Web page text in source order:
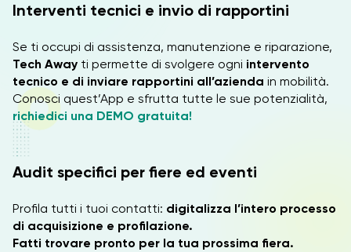
Interventi tecnici e invio di rapportini
Se ti occupi di assistenza, manutenzione e riparazione,
Tech Away ti permette di svolgere ogni intervento
tecnico e di inviare rapportini all’azienda in mobilità.
Conosci quest’App e sfrutta tutte le sue potenzialità,
richiedici una DEMO gratuita!
Audit specifici per fiere ed eventi
Profila tutti i tuoi contatti: digitalizza l’intero processo
di acquisizione e profilazione.
Fatti trovare pronto per la tua prossima fiera.